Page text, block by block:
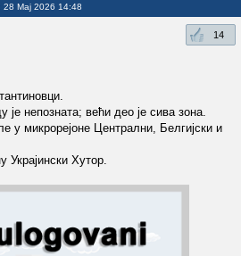
28 Maj 2026 14:48
14
је непозната; већи део је сива зона.
у микрорејоне Централни, Белгијски и
Украјински Хутор.